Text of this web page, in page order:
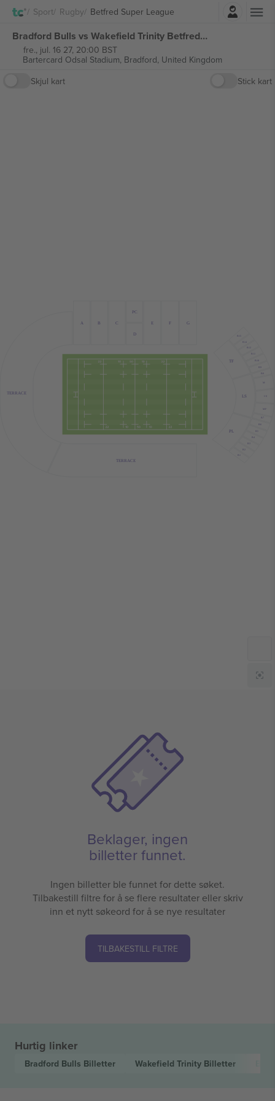
Sport Rugby Betfred Super League
Logg Inn
Bradford Bulls vs Wakefield Trinity Betfred Super League billetter
fre., jul. 16 27, 20:00 BST
Bartercard Odsal Stadium, Bradford, United Kingdom
Skjul kart
Stick kart
TERRACE
TERRACE
G
F
E
PC
C
B
A
D
LS
TF
PL
B2
MF
B12
Beklager, ingen
billetter funnet.
Ingen billetter ble funnet for dette søket.
Tilbakestill filtre for å se flere resultater eller skriv
inn et nytt søkeord for å se nye resultater
TILBAKESTILL FILTRE
Hurtig linker
Bradford Bulls Billetter Wakefield Trinity Billetter